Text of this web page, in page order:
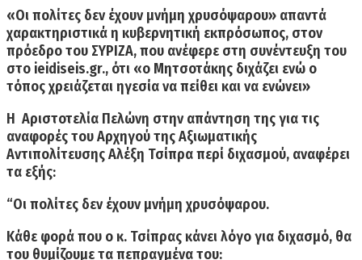
«Οι πολίτες δεν έχουν μνήμη χρυσόψαρου» απαντά
χαρακτηριστικά η κυβερνητική εκπρόσωπος, στον
πρόεδρο του ΣΥΡΙΖΑ,που ανέφερε στη συνέντευξη του
στο ieidiseis.gr., ότι «ο Μητσοτάκης διχάζει ενώ ο
τόπος χρειάζεται ηγεσία να πείθει και να ενώνει»
Η Αριστοτελία Πελώνη στην απάντηση της για τις
αναφορές του Αρχηγού της Αξιωματικής
Αντιπολίτευσης Αλέξη Τσίπρα περί διχασμού, αναφέρει
τα εξής:
“Οι πολίτες δεν έχουν μνήμη χρυσόψαρου.
Κάθε φορά που ο κ. Τσίπρας κάνει λόγο για διχασμό, θα
του θυμίζουμε τα πεπραγμένα του: